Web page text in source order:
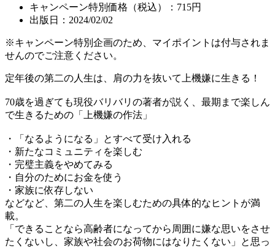
キャンペーン特別価格（税込）：715円
出版日：2024/02/02
※キャンペーン特別企画のため、マイポイントは付与されま
せんのでご注意ください。
定年後の第二の人生は、肩の力を抜いて上機嫌に生きる！
70歳を過ぎても現役バリバリの著者が説く、最期まで楽しん
で生きるための「上機嫌の作法」
・「なるようになる」とすべて受け入れる
・新たなコミュニティを楽しむ
・完璧主義をやめてみる
・自分のためにお金を使う
・家族に依存しない
などなど、第二の人生を楽しむための具体的なヒントが満
載。
「できることなら高齢者になってから周囲に嫌な思いをさせ
たくないし、家族や社会のお荷物にはなりたくない」と思っ